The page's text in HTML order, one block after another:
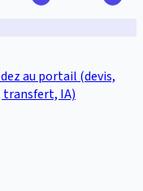
au portail (devis,
transfert, IA)